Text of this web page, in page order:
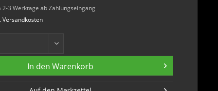
3 Werktage ab Zahlungseingang
Versandkosten
In den Warenkorb